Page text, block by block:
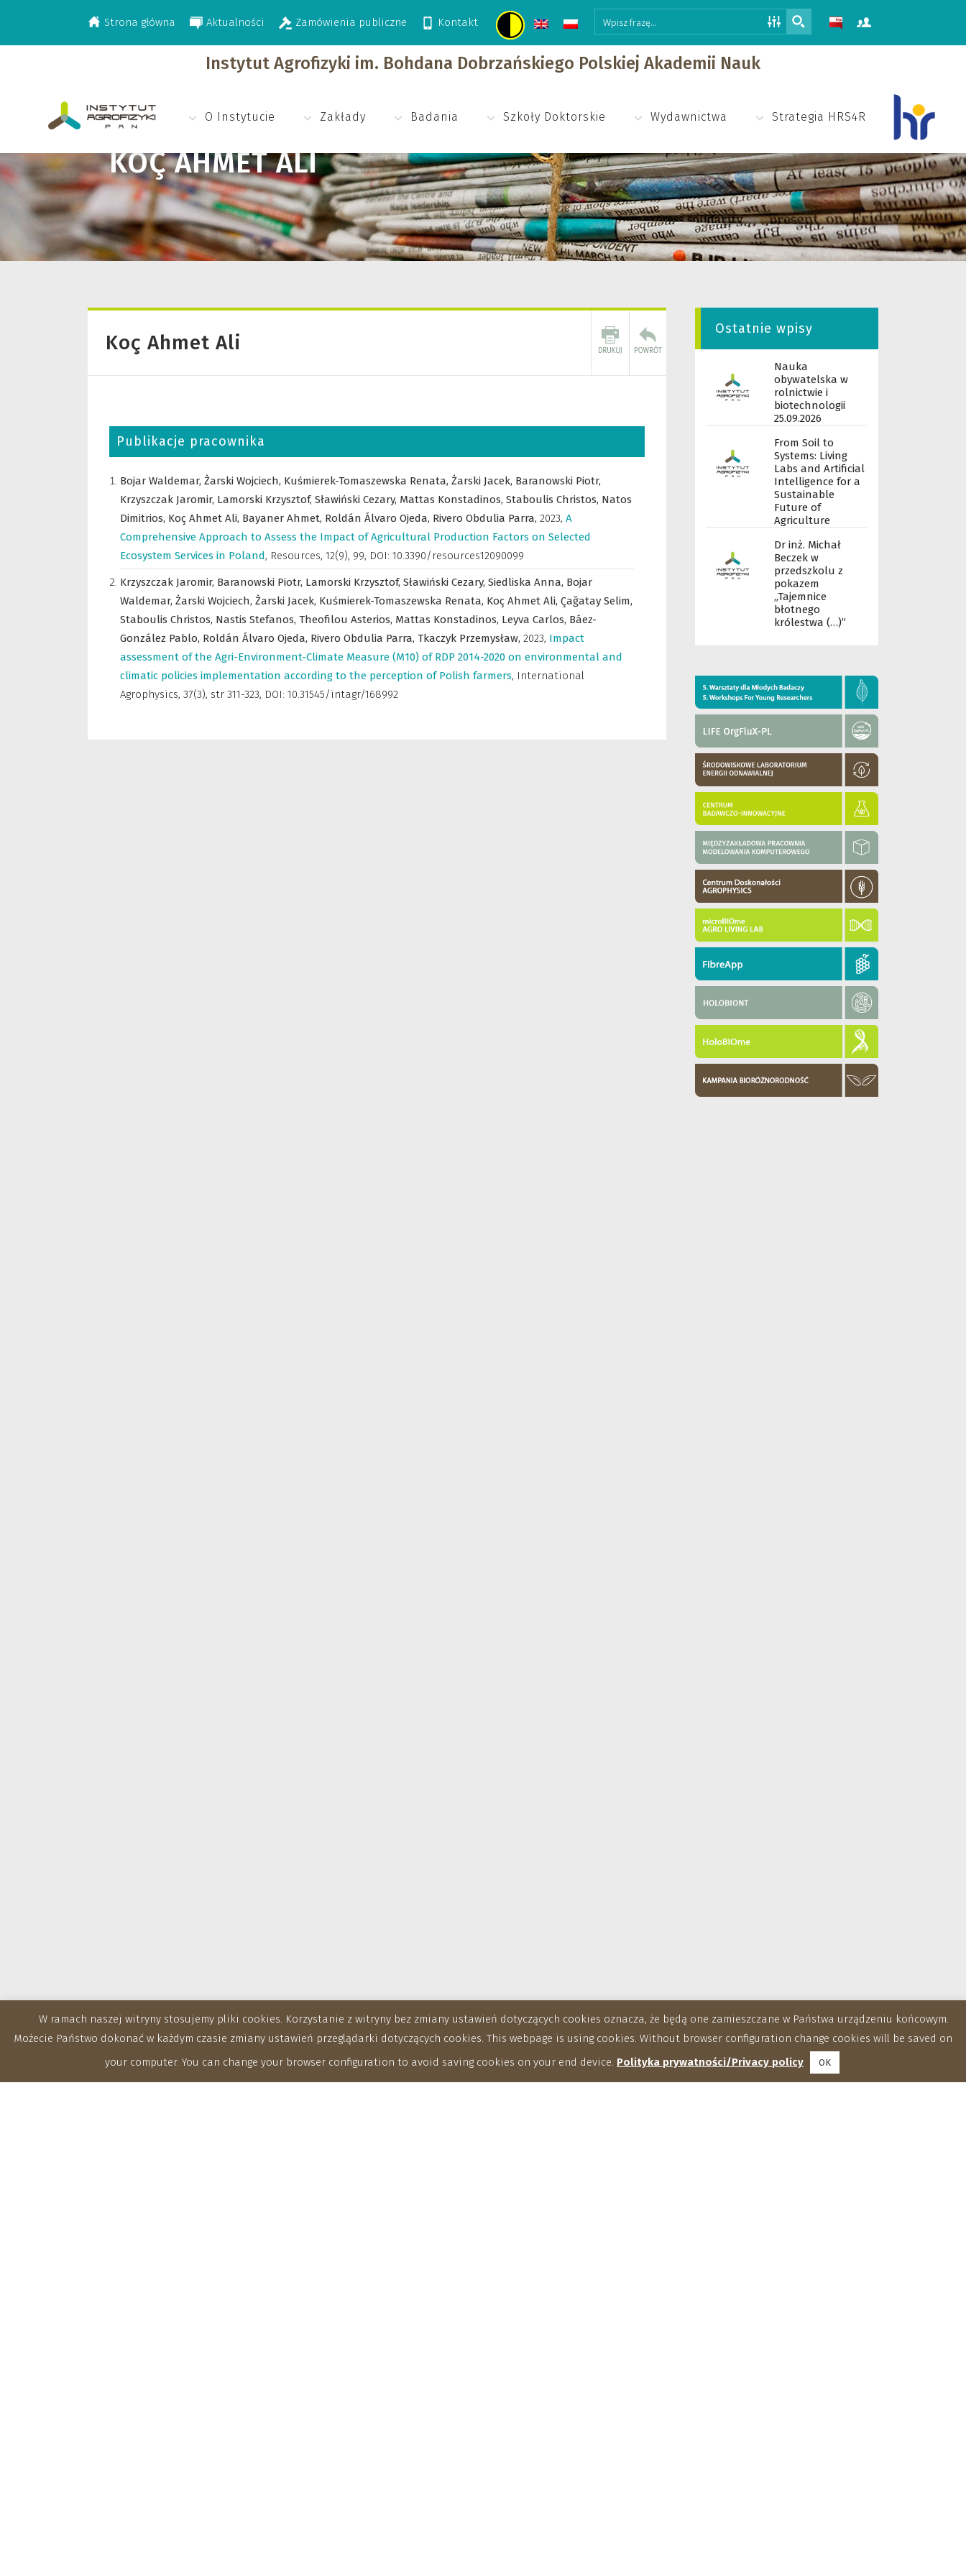
Strona główna Aktualności Zamówienia publiczne Kontakt
Instytut Agrofizyki im. Bohdana Dobrzańskiego Polskiej Akademii Nauk
O Instytucie Zakłady Badania Szkoły Doktorskie Wydawnictwa Strategia HRS4R
KOÇ AHMET ALI
>Koç Ahmet Ali
Koç Ahmet Ali
Publikacje pracownika
Bojar Waldemar, Żarski Wojciech, Kuśmierek-Tomaszewska Renata, Żarski Jacek, Baranowski Piotr,
Krzyszczak Jaromir, Lamorski Krzysztof, Sławiński Cezary, Mattas Konstadinos, Staboulis Christos, Natos
Dimitrios, Koç Ahmet Ali, Bayaner Ahmet, Roldán Álvaro Ojeda, Rivero Obdulia Parra, 2023, A
Comprehensive Approach to Assess the Impact of Agricultural Production Factors on Selected
Ecosystem Services in Poland, Resources, 12(9), 99, DOI: 10.3390/resources12090099
Krzyszczak Jaromir, Baranowski Piotr, Lamorski Krzysztof, Sławiński Cezary, Siedliska Anna, Bojar
Waldemar, Żarski Wojciech, Żarski Jacek, Kuśmierek-Tomaszewska Renata, Koç Ahmet Ali, Çağatay Selim,
Staboulis Christos, Nastis Stefanos, Theofilou Asterios, Mattas Konstadinos, Leyva Carlos, Báez-
González Pablo, Roldán Álvaro Ojeda, Rivero Obdulia Parra, Tkaczyk Przemysław, 2023, Impact
assessment of the Agri-Environment-Climate Measure (M10) of RDP 2014-2020 on environmental and
climatic policies implementation according to the perception of Polish farmers, International
Agrophysics, 37(3), str 311-323, DOI: 10.31545/intagr/168992
Ostatnie wpisy
Nauka
obywatelska w
rolnictwie i
biotechnologii
25.09.2026
From Soil to
Systems: Living
Labs and Artificial
Intelligence for a
Sustainable
Future of
Agriculture
Dr inż. Michał
Beczek w
przedszkolu z
pokazem
„Tajemnice
błotnego
królestwa (…)”
W ramach naszej witryny stosujemy pliki cookies. Korzystanie z witryny bez zmiany ustawień dotyczących cookies oznacza, że będą one zamieszczane w Państwa urządzeniu końcowym.
Możecie Państwo dokonać w każdym czasie zmiany ustawień przeglądarki dotyczących cookies. This webpage is using cookies. Without browser configuration change cookies will be saved on
your computer. You can change your browser configuration to avoid saving cookies on your end device. Polityka prywatności/Privacy policy OK